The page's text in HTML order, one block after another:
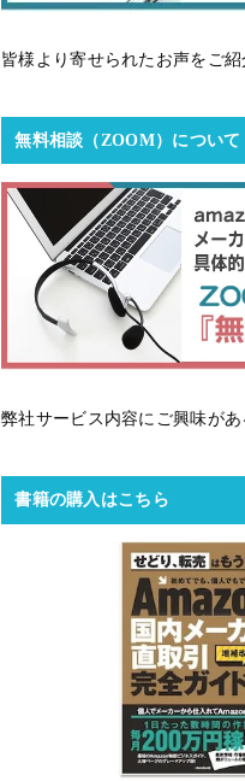
皆様より寄せられたお声をご
無料相談（ZOOM）について
弊社サービス内容にご興味が
書籍の購入はこちら